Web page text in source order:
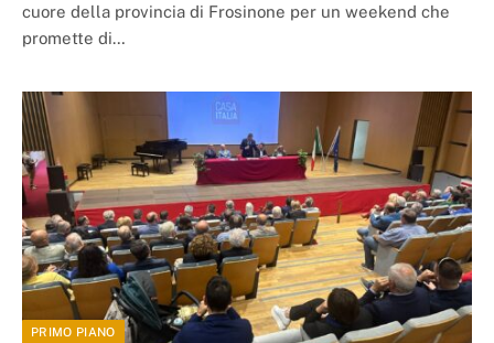
cuore della provincia di Frosinone per un weekend che
promette di…
PRIMO PIANO